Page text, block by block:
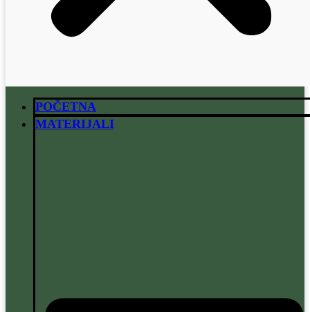
POČETNA
MATERIJALI